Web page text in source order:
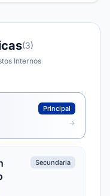
(3)
Internos
Principal
Secundaria